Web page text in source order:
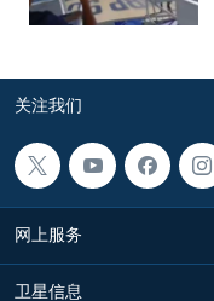
关注我们
网上服务
卫星信息